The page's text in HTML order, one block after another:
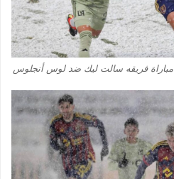
فريقه سالت ليك ضد لوس أنجلوس